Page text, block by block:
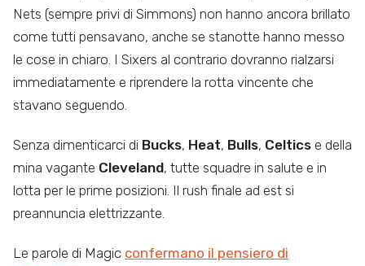
Nets (sempre privi di Simmons) non hanno ancora brillato
come tutti pensavano, anche se stanotte hanno messo
le cose in chiaro. I Sixers al contrario dovranno rialzarsi
immediatamente e riprendere la rotta vincente che
stavano seguendo.
Senza dimenticarci di Bucks, Heat, Bulls, Celtics e della
mina vagante Cleveland, tutte squadre in salute e in
lotta per le prime posizioni. Il rush finale ad est si
preannuncia elettrizzante.
Le parole di Magic confermano il pensiero di